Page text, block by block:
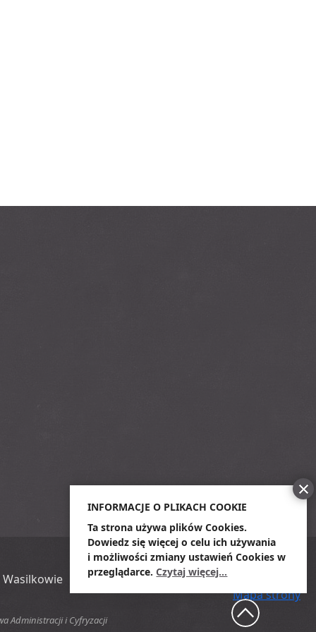
Mapa strony
Administracji i Cyfryzacji
INFORMACJE O PLIKACH COOKIE
Ta strona używa plików Cookies.
Dowiedz się więcej o celu ich używania
i możliwości zmiany ustawień Cookies w
przeglądarce.Czytaj więcej...